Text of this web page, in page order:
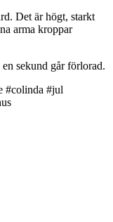
Det är högt, starkt
arma kroppar
en sekund går förlorad.
#colinda #jul